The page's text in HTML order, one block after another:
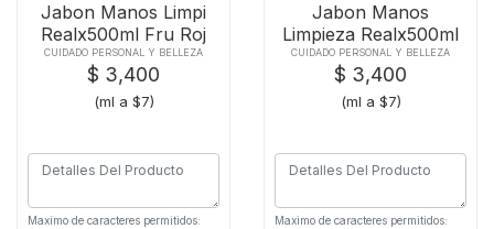
Jabon Manos Limpi
Realx500ml Fru Roj
CUIDADO PERSONAL Y BELLEZA
$ 3,400
(ml a $7)
Maximo de caracteres permitidos:
Jabon Manos
Limpieza Realx500ml
Aven
CUIDADO PERSONAL Y BELLEZA
$ 3,400
(ml a $7)
Maximo de caracteres permitidos: